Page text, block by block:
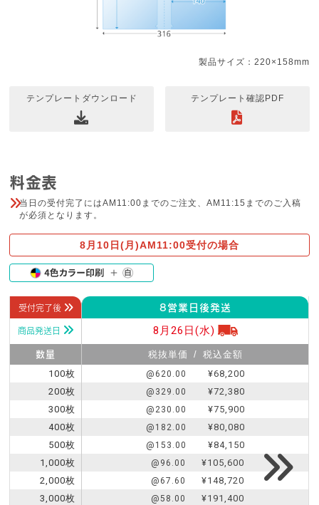
製品サイズ：220×158mm
テンプレートダウンロード テンプレート確認PDF
料金表
当日の受付完了にはAM11:00までのご注文、AM11:15までのご入稿
が必須となります。
8月10日(月)AM11:00受付の場合
受付完了後 8営業日後発送
商品発送日 8月26日(水)
数量 税抜単価 / 税込金額
100枚
@620.00
¥68,200
200枚
@329.00
¥72,380
300枚
@230.00
¥75,900
400枚
@182.00
¥80,080
500枚
@153.00
¥84,150
1,000枚
@96.00
¥105,600
2,000枚
@67.60
¥148,720
3,000枚
@58.00
¥191,400